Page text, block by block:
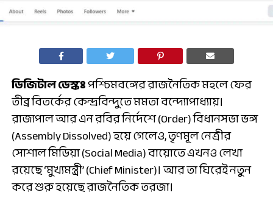
ডিজিটাল ডেস্কঃপশ্চিমবঙ্গের রাজনৈতিক মহলে ফের
তীব্র বিতর্কের কেন্দ্রবিন্দুতে মমতা বন্দ্যোপাধ্যায়।
রাজ্যপাল আর এন রবির নির্দেশে (Order) বিধানসভা ভঙ্গ
(Assembly Dissolved) হয়ে গেলেও, তৃণমূল নেত্রীর
সোশাল মিডিয়া (Social Media) বায়োতে এখনও লেখা
রয়েছে ‘মুখ্যমন্ত্রী’ (Chief Minister)। আর তা ঘিরেই নতুন
করে শুরু হয়েছে রাজনৈতিক তরজা।